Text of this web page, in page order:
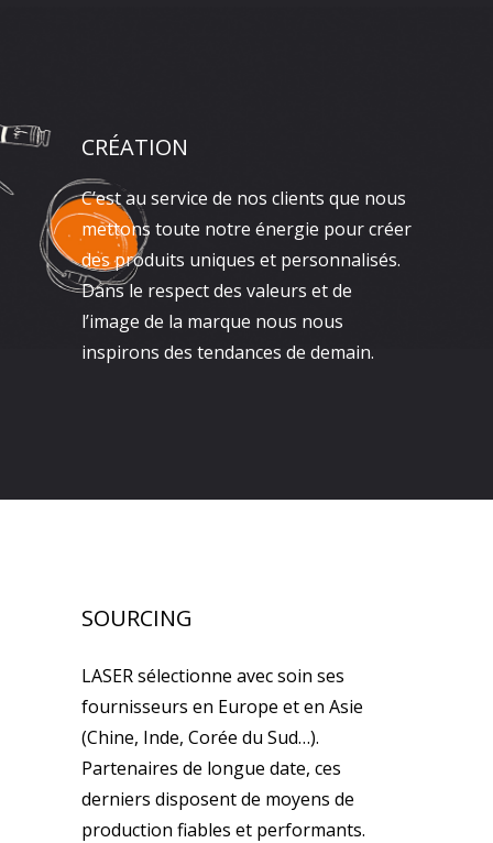
CRÉATION
C’est au service de nos clients que nous
mettons toute notre énergie pour créer
des produits uniques et personnalisés.
Dans le respect des valeurs et de
l’image de la marque nous nous
inspirons des tendances de demain.
SOURCING
LASER sélectionne avec soin ses
fournisseurs en Europe et en Asie
(Chine, Inde, Corée du Sud…).
Partenaires de longue date, ces
derniers disposent de moyens de
production fiables et performants.